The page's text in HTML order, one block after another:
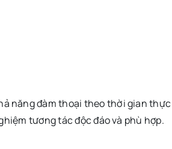
năng đàm thoại theo thời gian
tương tác độc đáo và phù hợp.